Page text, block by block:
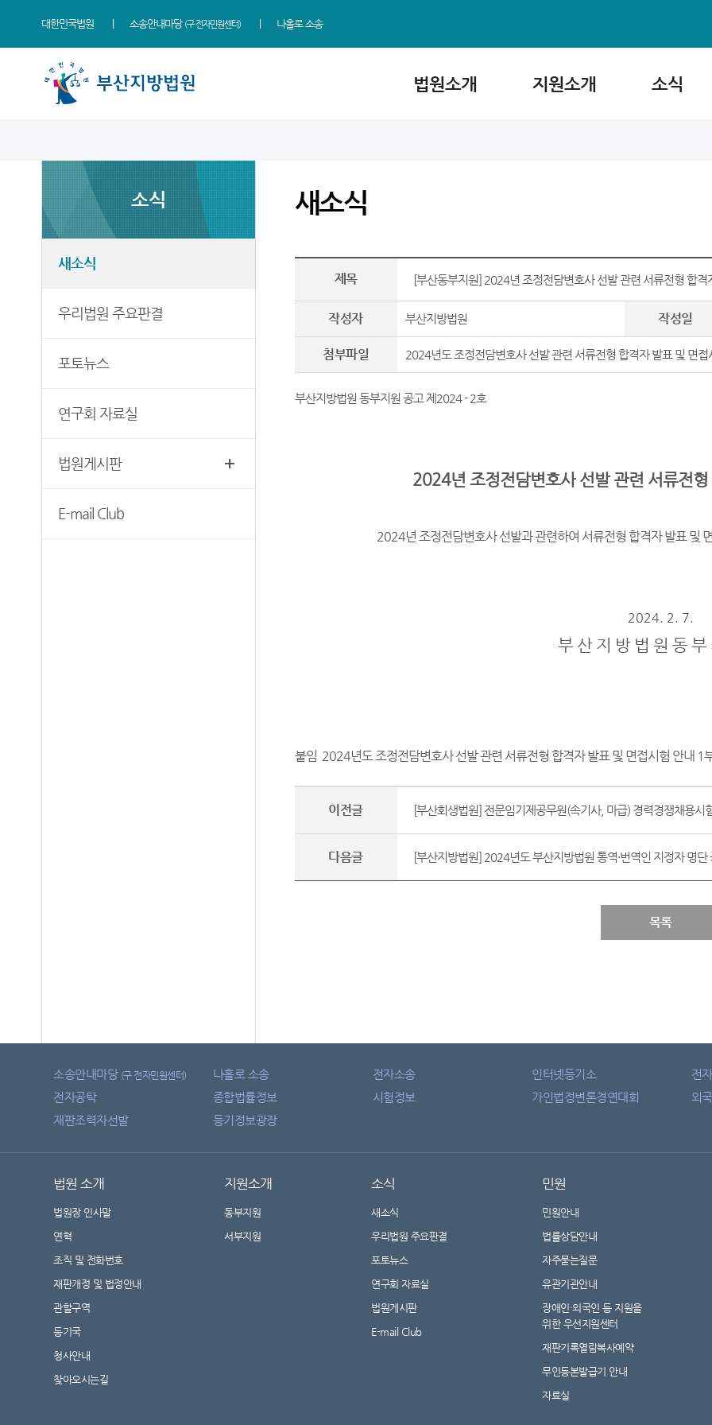
대한민국법원 소송안내마당 (구 전자민원센터) 나홀로 소송
법원소개 지원소개 소식
조직 및 전화번호
등기국
찾아오시는길
서부지원
우리법원 주요판결
포토뉴스
E-mail Club
법률상담안내
자주묻는질문
한 우선지원센터
무인등본발급기 안내
판결서사본 제공신청
판결서 인터넷열람
부조리 신고센터
칭찬합니다
소식
새소식
우리법원 주요판결
포토뉴스
연구회 자료실
법원게시판
E-mail Club
새소식
제목 [부산동부지원] 2024년 조정전담변호사 선발 관련 서류전형 합격
작성자 부산지방법원 작성일
첨부파일 2024년도 조정전담변호사 선발 관련 서류전형 합격자 발표 및 면
부산지방법원 동부지원 공고 제2024 - 2호
2024년 조정전담변호사 선발 관련 서류전
2024년 조정전담변호사 선발과 관련하여 서류전형 합격자 발표 및
2024. 2. 7.
부 산 지 방 법 원 동 부
붙임 2024년도 조정전담변호사 선발 관련 서류전형 합격자 발표 및 면접시험 안내 1
이전글 [부산회생법원] 전문임기제공무원(속기사, 마급) 경력경쟁채용시
다음글 [부산지방법원] 2024년도 부산지방법원 통역·번역인 지정자 명단
목록
소송안내마당 (구 전자민원센터) 나홀로 소송 전자소송 인터넷등기소 전
전자공탁
종합법률정보 시험정보 가인법정변론경연대회 외
재판조력자선발
등기정보광장
법원 소개
법원장 인사말
연혁
조직 및 전화번호
재판개정 및 법정안내
관할구역
등기국
청사안내
찾아오시는길
지원소개
동부지원
서부지원
소식
새소식
우리법원 주요판결
포토뉴스
연구회 자료실
법원게시판
E-mail Club
민원
민원안내
법률상담안내
자주묻는질문
유관기관안내
장애인·외국인 등 지원을
위한 우선지원센터
재판기록열람복사예약
무인등본발급기 안내
자료실